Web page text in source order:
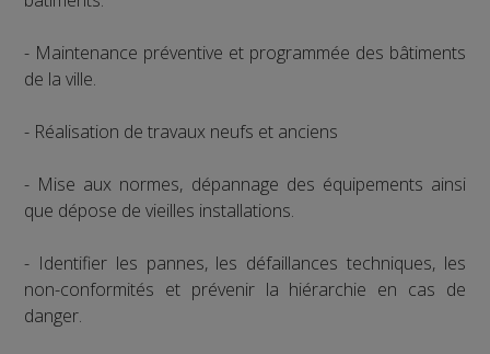
- Maintenance préventive et programmée des bâtiments
de la ville.
- Réalisation de travaux neufs et anciens
- Mise aux normes, dépannage des équipements ainsi
que dépose de vieilles installations.
- Identifier les pannes, les défaillances techniques, les
non-conformités et prévenir la hiérarchie en cas de
danger.